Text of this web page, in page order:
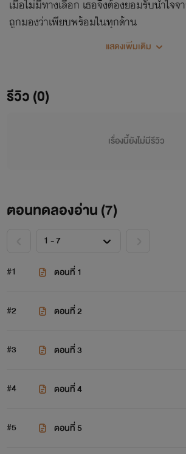
เมื่อไม่มีทางเลือก เธอจึงต้องยอมรับน้ำใจ
ถูกมองว่าเพียบพร้อมในทุกด้าน
แสดงเพิ่มเติม
รีวิว (0)
เรื่องนี้ยังไม่มีรีวิว
ตอนทดลองอ่าน (7)
#1 ตอนที่ 1
#2 ตอนที่ 2
#3 ตอนที่ 3
#4 ตอนที่ 4
#5 ตอนที่ 5